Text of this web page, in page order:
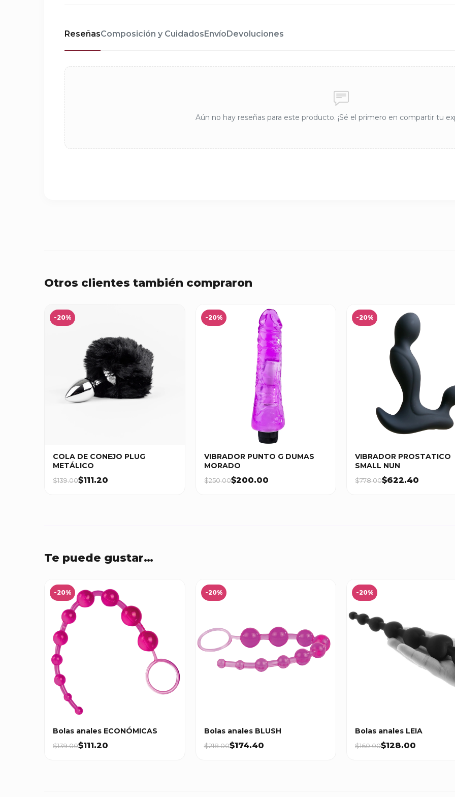
ReseñasComposición y CuidadosEnvíoDevoluciones
Aún no hay reseñas para este producto. ¡Sé el primero en compartir tu
Otros clientes también compraron
-20%
COLA DE CONEJO PLUG
METÁLICO
$139.00$111.20
-20%
VIBRADOR PUNTO G DUMAS
MORADO
$250.00$200.00
-20%
VIBRADOR PROSTATICO
SMALL NUN
$778.00$622.40
Te puede gustar…
-20%
Bolas anales ECONÓMICAS
$139.00$111.20
-20%
Bolas anales BLUSH
$218.00$174.40
-20%
Bolas anales LEIA
$160.00$128.00